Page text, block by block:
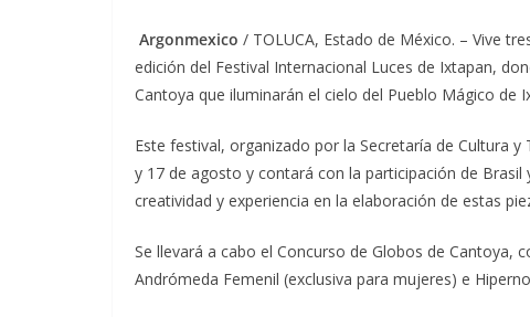
Argonmexico / TOLUCA, Estado de México. – Vive
edición del Festival Internacional Luces de Ixtapan,
Cantoya que iluminarán el cielo del Pueblo Mágico de
Este festival, organizado por la Secretaría de Cultura
y 17 de agosto y contará con la participación de
creatividad y experiencia en la elaboración de estas
Se llevará a cabo el Concurso de Globos de Cantoya,
Andrómeda Femenil (exclusiva para mujeres) e